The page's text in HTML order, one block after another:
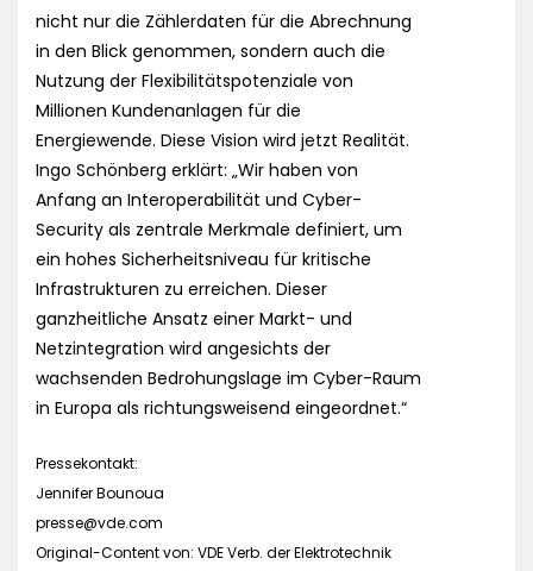
nicht nur die Zählerdaten für die Abrechnung
in den Blick genommen, sondern auch die
Nutzung der Flexibilitätspotenziale von
Millionen Kundenanlagen für die
Energiewende. Diese Vision wird jetzt Realität.
Ingo Schönberg erklärt: „Wir haben von
Anfang an Interoperabilität und Cyber-
Security als zentrale Merkmale definiert, um
ein hohes Sicherheitsniveau für kritische
Infrastrukturen zu erreichen. Dieser
ganzheitliche Ansatz einer Markt- und
Netzintegration wird angesichts der
wachsenden Bedrohungslage im Cyber-Raum
in Europa als richtungsweisend eingeordnet.“
Pressekontakt:
Jennifer Bounoua
presse@vde.com
Original-Content von: VDE Verb. der Elektrotechnik